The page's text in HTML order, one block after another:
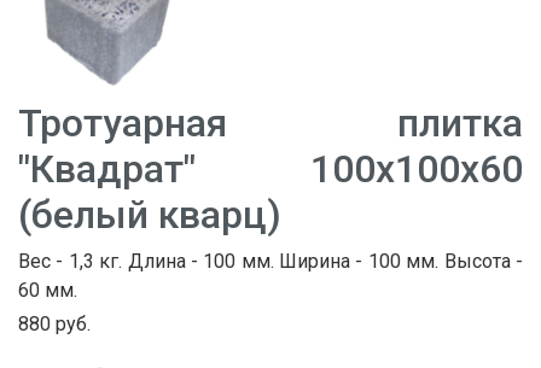
Тротуарная плитка
"Квадрат" 100х100х60
(белый кварц)
Вес - 1,3 кг. Длина - 100 мм. Ширина - 100 мм. Высота -
60 мм.
880 руб.